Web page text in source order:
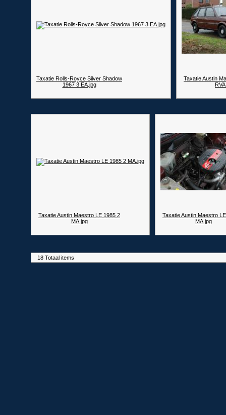
Taxatie Rolls-Royce Silver Shadow
1967 3 EA.jpg
Taxatie Austin
Taxatie Austin Maestro LE 1985 2
MA.jpg
Taxatie Austin Maestro
MA.jpg
18 Totaal items